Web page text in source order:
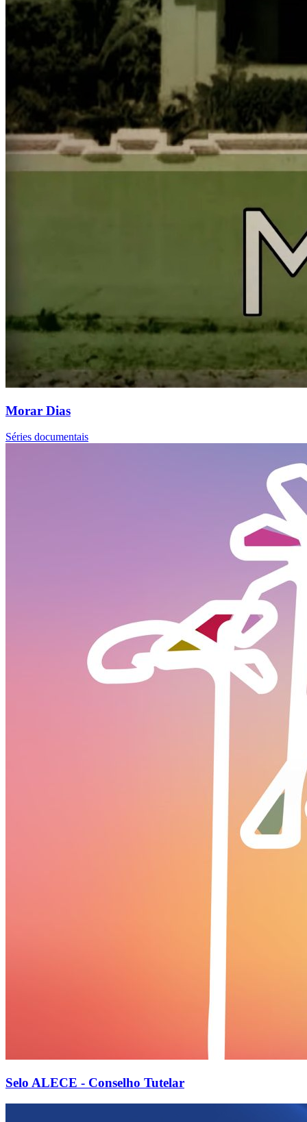
Morar Dias
Séries documentais
Selo ALECE - Conselho Tutelar